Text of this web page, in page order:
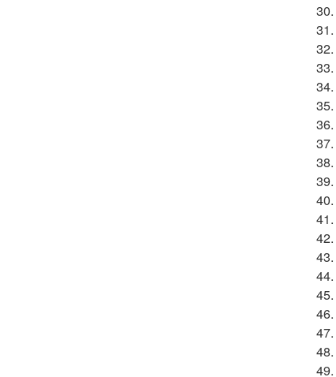
30.
31.
32.
33.
34.
35.
36.
37.
38.
39.
40.
41.
42.
43.
44.
45.
46.
47.
48.
49.